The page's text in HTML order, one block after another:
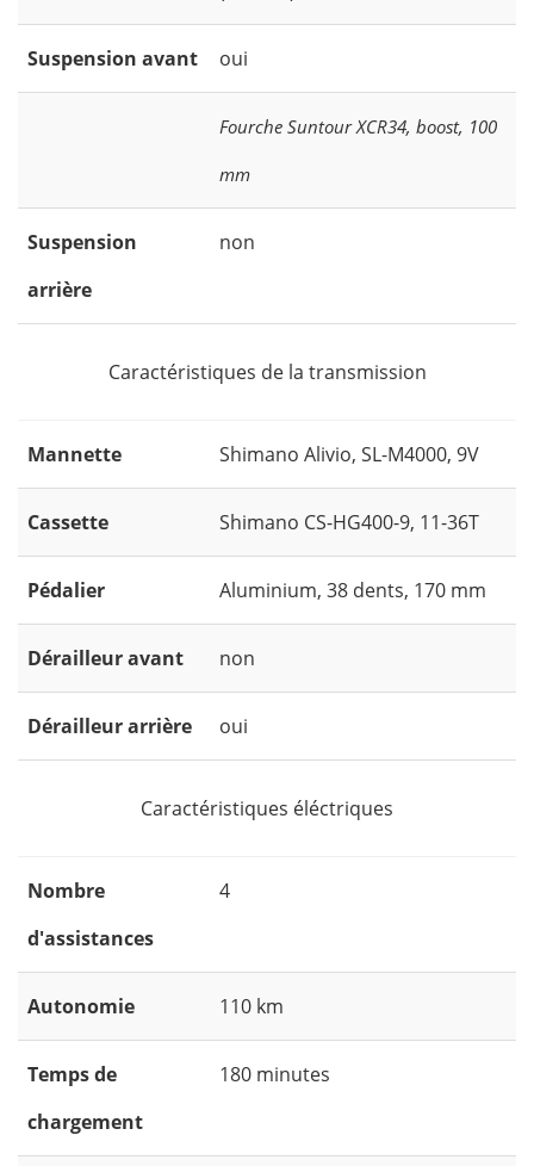
Suspension avant oui
Fourche Suntour XCR34, boost, 100
mm
Suspension
arrière
non
Caractéristiques de la transmission
Mannette Shimano Alivio, SL-M4000, 9V
Cassette Shimano CS-HG400-9, 11-36T
Pédalier Aluminium, 38 dents, 170 mm
Dérailleur avant non
Dérailleur arrière oui
Caractéristiques éléctriques
Nombre
d'assistances
4
Autonomie 110 km
Temps de
chargement
180 minutes